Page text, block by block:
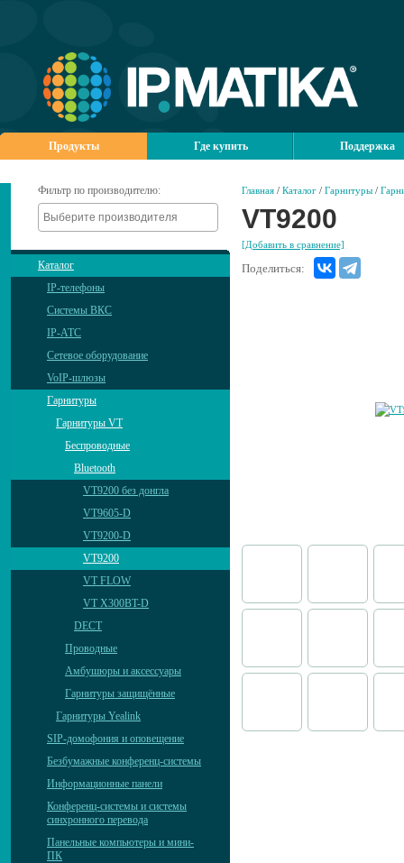
Продукты Где купить Поддержка
Фильтр по производителю:
Каталог
IP-телефоны
Системы ВКС
IP-АТС
Сетевое оборудование
VoIP-шлюзы
Гарнитуры
Гарнитуры VT
Беспроводные
Bluetooth
VT9200 без донгла
VT9605-D
VT9200-D
VT9200
VT FLOW
VT X300BT-D
DECT
Проводные
Амбушюры и аксессуары
Гарнитуры защищённые
Гарнитуры Yealink
SIP-домофония и оповещение
Безбумажные конференц-системы
Информационные панели
Конференц-системы и системы
синхронного перевода
Панельные компьютеры и мини-
ПК
Главная / Каталог / Гарнитуры /
VT9200
[Добавить в сравнение]
Поделиться: